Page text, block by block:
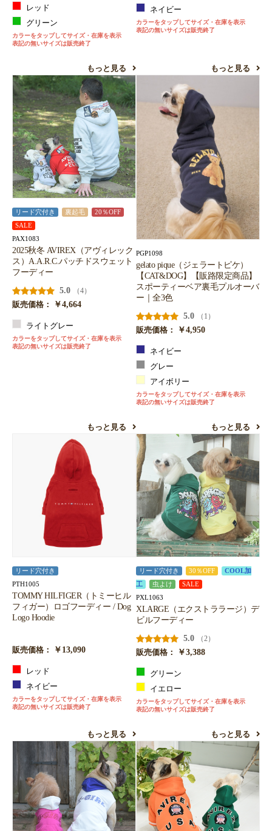
レッド
グリーン
カラーをタップしてサイズ・在庫を表示
表記の無いサイズは販売終了
もっと見る
ネイビー
カラーをタップしてサイズ・在庫を表示
表記の無いサイズは販売終了
もっと見る
リード穴付き 裏起毛
20％OFF
SALE
PAX1083
2025秋冬 AVIREX（アヴィレック
ス）A.A.R.C.パッチドスウェット
フーディー
5.0
（4）
販売価格：
￥4,664
ライトグレー
カラーをタップしてサイズ・在庫を表示
表記の無いサイズは販売終了
もっと見る
PGP1098
gelato pique（ジェラートピケ）
【CAT&DOG】【販路限定商品】
スポーティーベア裏毛プルオーバ
ー｜全3色
5.0
（1）
販売価格：
￥4,950
ネイビー
グレー
アイボリー
カラーをタップしてサイズ・在庫を表示
表記の無いサイズは販売終了
もっと見る
リード穴付き
PTH1005
TOMMY HILFIGER（トミーヒル
フィガー）ロゴフーディー / Dog
Logo Hoodie
販売価格： ￥13,090
レッド
ネイビー
カラーをタップしてサイズ・在庫を表示
表記の無いサイズは販売終了
もっと見る
リード穴付き 30％OFF
COOL加
工
虫よけ SALE
PXL1063
XLARGE（エクストララージ）デ
ビルフーディー
5.0
（2）
販売価格：
￥3,388
グリーン
イエロー
カラーをタップしてサイズ・在庫を表示
表記の無いサイズは販売終了
もっと見る